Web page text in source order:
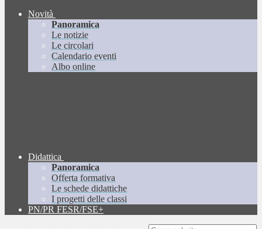
Novità
Panoramica
Le notizie
Le circolari
Calendario eventi
Albo online
Didattica
Panoramica
Offerta formativa
Le schede didattiche
I progetti delle classi
PN/PR FESR/FSE+